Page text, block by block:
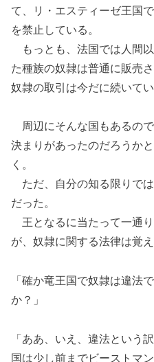
て、リ・エスティーゼ王国
を禁止している。
もっとも、法国では人間
た種族の奴隷は普通に販売
奴隷の取引は今だに続いて
周辺にそんな国もあるの
決まりがあったのだろうか
く。
ただ、自分の知る限りで
だった。
王となるに当たって一通
が、奴隷に関する法律は覚
「確か竜王国で奴隷は違法
か？」
「ああ、いえ、違法という
国は少し前までビーストマ